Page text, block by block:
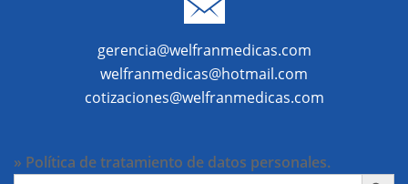
gerencia@welfranmedicas.com
welfranmedicas@hotmail.com
cotizaciones@welfranmedicas.com
» Política de tratamiento de datos personales.
BOTÓN DE